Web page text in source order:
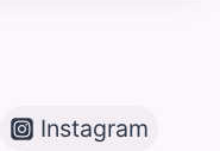
Instagram